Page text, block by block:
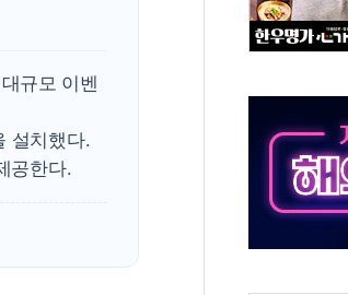
고지도자 위독…곧 사망해도 놀랍지 않아"
내 최대 규모 400MW 태양광 착공…여의도 1.6배 규
' SNS 글 역풍에 "정부정책 아냐" 해명
숙지나...경북동해안권 8~9일 최대 100mm 호우
키스탄, '공동방위협정' 체결… 수니파 국가들의 새
규모 이벤
설치했다.
공한다.